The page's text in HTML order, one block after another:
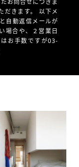
お問合せにつきま
だきます。 以下メ
自動返信メールが
場合や、
２営業日
お手数ですが03-